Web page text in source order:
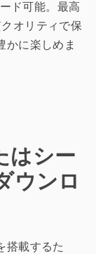
ド可能。最高
オリティで保
かに楽しめま
はシー
ウンロ
搭載するた